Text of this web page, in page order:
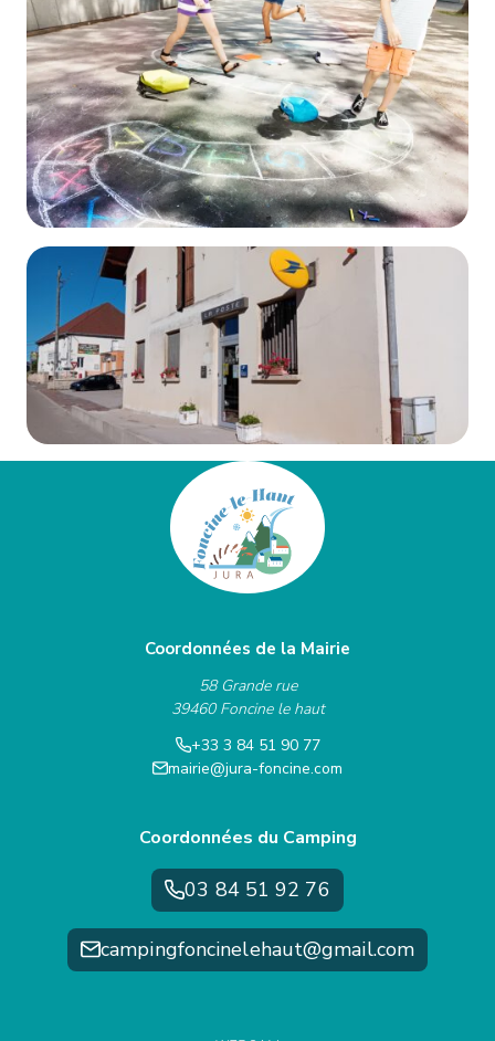
La cantine
DÉCOUVRIR
La garderie
DÉCOUVRIR
Les autres services
DÉCOUVRIR
Coordonnées de la Mairie
58 Grande rue
39460 Foncine le haut
+33 3 84 51 90 77
mairie@jura-foncine.com
Coordonnées du Camping
03 84 51 92 76
campingfoncinelehaut@gmail.com